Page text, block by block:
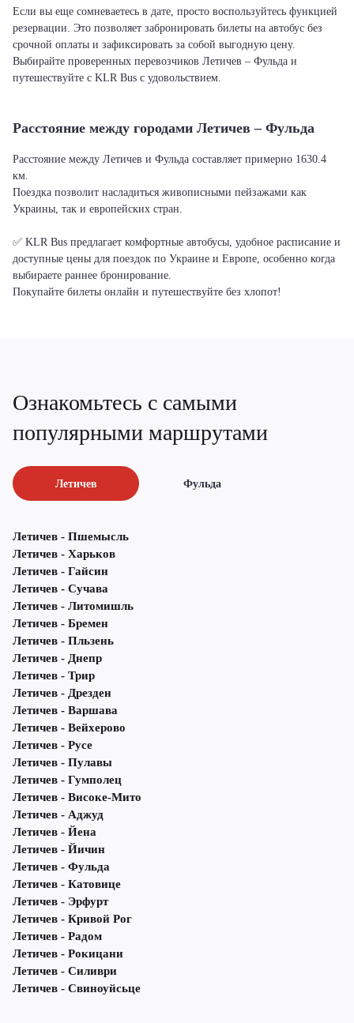
Если вы еще сомневаетесь в дате, просто воспользуйтесь функцией
резервации. Это позволяет забронировать билеты на автобус без
срочной оплаты и зафиксировать за собой выгодную цену.
Выбирайте проверенных перевозчиков Летичeв – Фульда и
путешествуйте с KLR Bus с удовольствием.
Расстояние между городами Летичeв – Фульда
Расстояние между Летичeв и Фульда составляет примерно 1630.4
км.
Поездка позволит насладиться живописными пейзажами как
Украины, так и европейских стран.
✅ KLR Bus предлагает комфортные автобусы, удобное расписание и
доступные цены для поездок по Украине и Европе, особенно когда
выбираете раннее бронирование.
Покупайте билеты онлайн и путешествуйте без хлопот!
Ознакомьтесь с самыми
популярными маршрутами
Летичeв Фульда
Летичeв - Пшемысль
Летичeв - Харьков
Летичeв - Гайсин
Летичeв - Сучава
Летичeв - Литомишль
Летичeв - Бремен
Летичeв - Пльзень
Летичeв - Днепр
Летичeв - Трир
Летичeв - Дрезден
Летичeв - Варшава
Летичeв - Вейхерово
Летичeв - Русе
Летичeв - Пулавы
Летичeв - Гумполец
Летичeв - Високе-Мито
Летичeв - Аджуд
Летичeв - Йена
Летичeв - Йичин
Летичeв - Фульда
Летичeв - Катовице
Летичeв - Эрфурт
Летичeв - Кривой Рог
Летичeв - Радом
Летичeв - Рокицани
Летичeв - Силиври
Летичeв - Свиноуйсьце